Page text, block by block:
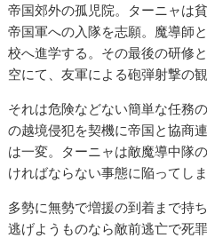
帝国郊外の孤児院。ターニャは
帝国軍への入隊を志願。魔導師
校へ進学する。その最後の研修
空にて、友軍による砲弾射撃の
それは危険などない簡単な任務
の越境侵犯を契機に帝国と協商
は一変。ターニャは敵魔導中隊
ければならない事態に陥ってしま
多勢に無勢で増援の到着まで持
逃げようものなら敵前逃亡で死